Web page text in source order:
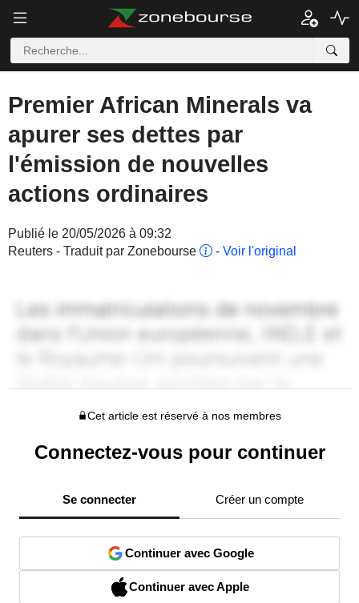
Premier African Minerals va
apurer ses dettes par
l'émission de nouvelles
actions ordinaires
Publié le 20/05/2026 à 09:32
Reuters - Traduit par Zonebourse
- Voir l'original
Cet article est réservé à nos membres
Connectez-vous pour continuer
Se connecter Créer un compte
Continuer avec Google
Continuer avec Apple